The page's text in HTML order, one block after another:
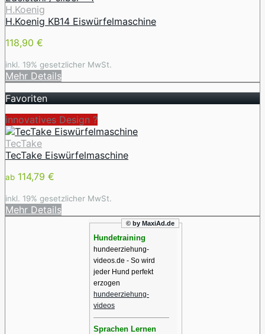
H.Koenig
H.Koenig KB14 Eiswürfelmaschine
118,90 €
inkl. 19% gesetzlicher MwSt.
Mehr Details
Favoriten
innovatives Design ️?
TecTake
TecTake Eiswürfelmaschine
ab 114,79 €
inkl. 19% gesetzlicher MwSt.
Mehr Details
© by MaxiAd.de
Hundetraining
hundeerziehung-
videos.de - So wird
jeder Hund perfekt
erzogen
hundeerziehung-
videos
Sprachen Lernen